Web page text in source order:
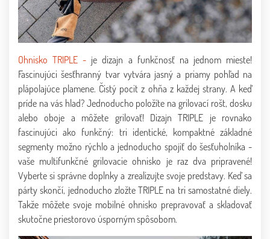
Ohnisko TRIPLE - je dizajn a funkčnosť na jednom mieste!
Fascinujúci šesťhranný tvar vytvára jasný a priamy pohľad na
plápolajúce plamene. Čistý pocit z ohňa z každej strany. A keď
príde na vás hlad? Jednoducho položíte na grilovací rošt, dosku
alebo oboje a môžete grilovať! Dizajn TRIPLE je rovnako
fascinujúci ako funkčný: tri identické, kompaktné základné
segmenty možno rýchlo a jednoducho spojiť do šesťuholníka -
vaše multifunkčné grilovacie ohnisko je raz dva pripravené!
Vyberte si správne doplnky a zrealizujte svoje predstavy. Keď sa
párty skončí, jednoducho zložte TRIPLE na tri samostatné diely.
Takže môžete svoje mobilné ohnisko prepravovať a skladovať
skutočne priestorovo úsporným spôsobom.